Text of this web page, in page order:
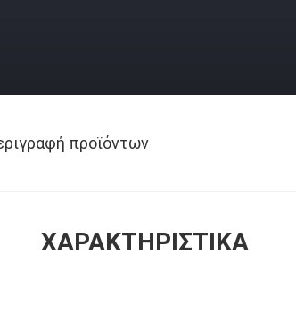
προϊόντων
ΧΑΡΑΚΤΗΡΙΣΤΙΚΆ